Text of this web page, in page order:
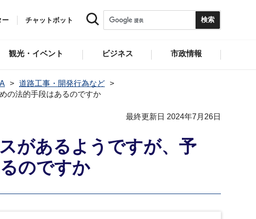
ー チャットボット
観光・イベント ビジネス 市政情報
道路工事・開発行為など
の法的手段はあるのですか
最終更新日 2024年7月26日
があるようですが、予
のですか